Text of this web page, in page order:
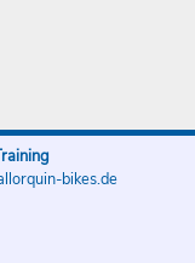
bikes.de